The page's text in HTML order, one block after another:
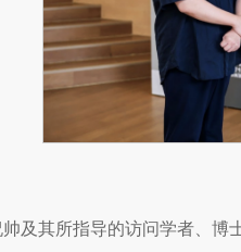
及其所指导的访问学者、博